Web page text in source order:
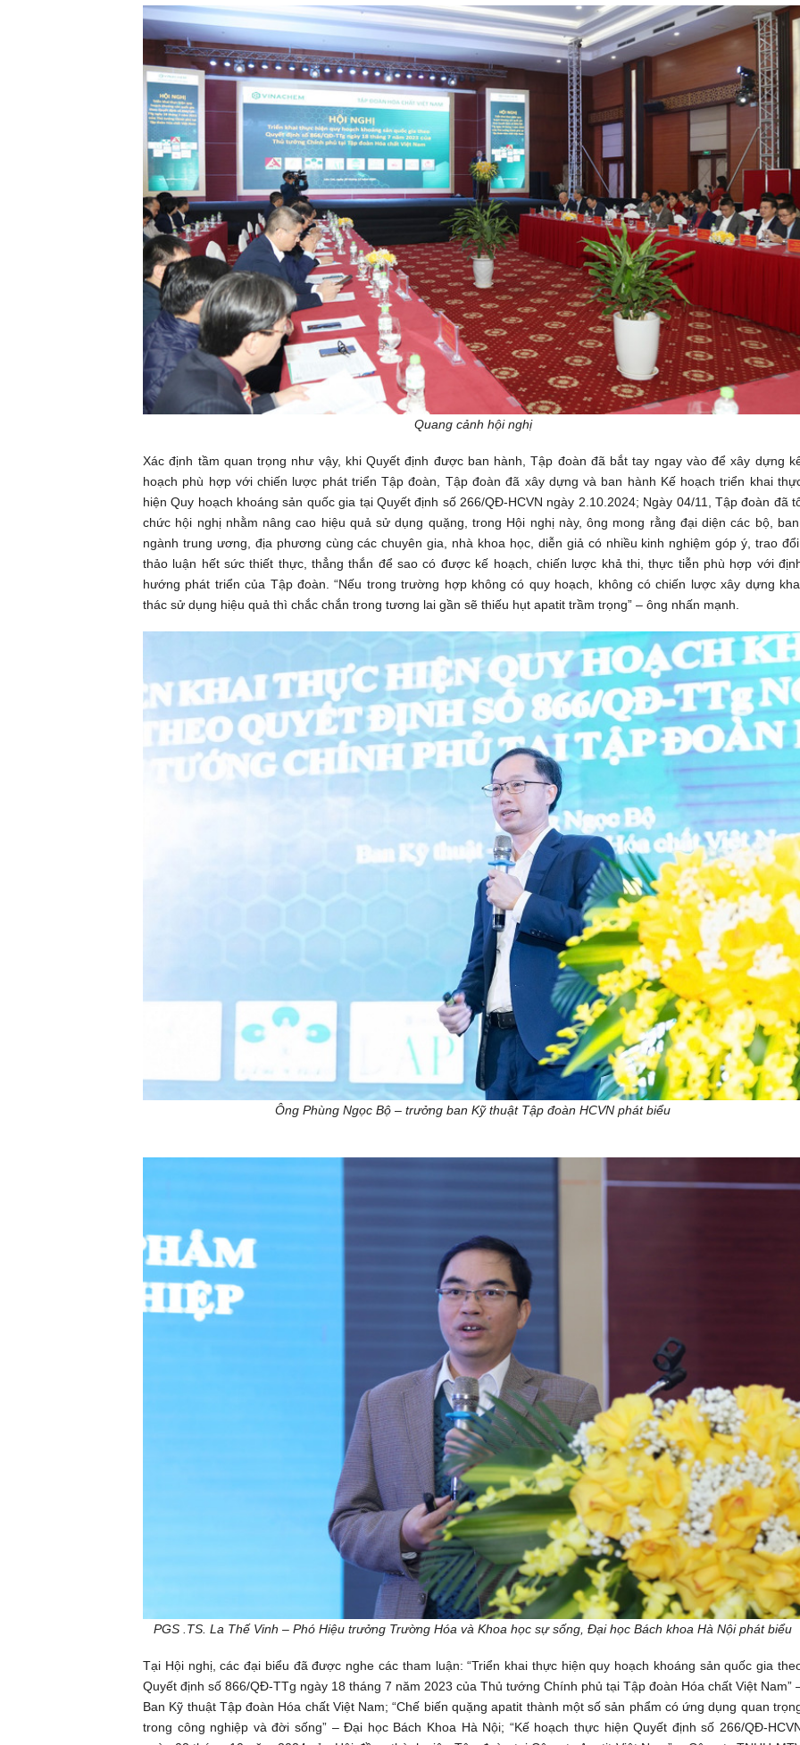
Quang cảnh hội nghị
Xác định tầm quan trọng như vậy, khi Quyết định được ban hành, Tập đoàn đã bắt tay ngay vào để xây dựng
hoạch phù hợp với chiến lược phát triển Tập đoàn, Tập đoàn đã xây dựng và ban hành Kế hoạch triển khai
hiện Quy hoạch khoáng sản quốc gia tại Quyết định số 266/QĐ-HCVN ngày 2.10.2024; Ngày 04/11, Tập đoàn đã
chức hội nghị nhằm nâng cao hiệu quả sử dụng quặng, trong Hội nghị này, ông mong rằng đại diện các bộ,
ngành trung ương, địa phương cùng các chuyên gia, nhà khoa học, diễn giả có nhiều kinh nghiệm góp ý, trao
thảo luận hết sức thiết thực, thẳng thắn để sao có được kế hoạch, chiến lược khả thi, thực tiễn phù hợp với
hướng phát triển của Tập đoàn. “Nếu trong trường hợp không có quy hoạch, không có chiến lược xây dựng
thác sử dụng hiệu quả thì chắc chắn trong tương lai gần sẽ thiếu hụt apatit trầm trọng” – ông nhấn mạnh.
Ông Phùng Ngọc Bộ – trưởng ban Kỹ thuật Tập đoàn HCVN phát biểu
PGS .TS. La Thế Vinh – Phó Hiệu trưởng Trường Hóa và Khoa học sự sống, Đại học Bách khoa Hà Nội phát biểu
Tại Hội nghị, các đại biểu đã được nghe các tham luận: “Triển khai thực hiện quy hoạch khoáng sản quốc gia
Quyết định số 866/QĐ-TTg ngày 18 tháng 7 năm 2023 của Thủ tướng Chính phủ tại Tập đoàn Hóa chất Việt Nam”
Ban Kỹ thuật Tập đoàn Hóa chất Việt Nam; “Chế biến quặng apatit thành một số sản phẩm có ứng dụng quan
trong công nghiệp và đời sống” – Đại học Bách Khoa Hà Nội; “Kế hoạch thực hiện Quyết định số 266/QĐ-